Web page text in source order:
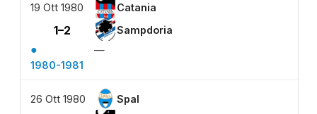
19 Ott 1980 Catania
1–2 Sampdoria
●
—
1980-1981
26 Ott 1980 Spal